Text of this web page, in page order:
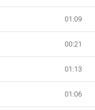
01:09
00:21
01:13
01:06